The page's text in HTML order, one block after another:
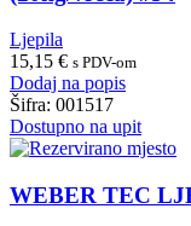
Ljepila
15,15 € s PDV-om
Dodaj na popis
Šifra: 001517
Dostupno na upit
WEBER TEC